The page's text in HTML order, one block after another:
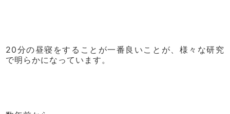
20分の昼寝をすることが一番良いことが、様々な研究
で明らかになっています。